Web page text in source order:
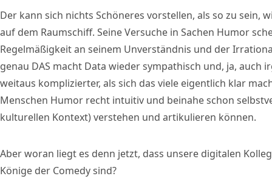
Der kann sich nichts Schöneres vorstellen, als so zu sein,
auf dem Raumschiff. Seine Versuche in Sachen Humor
Regelmäßigkeit an seinem Unverständnis und der
genau DAS macht Data wieder sympathisch und, ja, auch
weitaus komplizierter, als sich das viele eigentlich klar
Menschen Humor recht intuitiv und beinahe schon
kulturellen Kontext) verstehen und artikulieren können.
Aber woran liegt es denn jetzt, dass unsere digitalen
Könige der Comedy sind?